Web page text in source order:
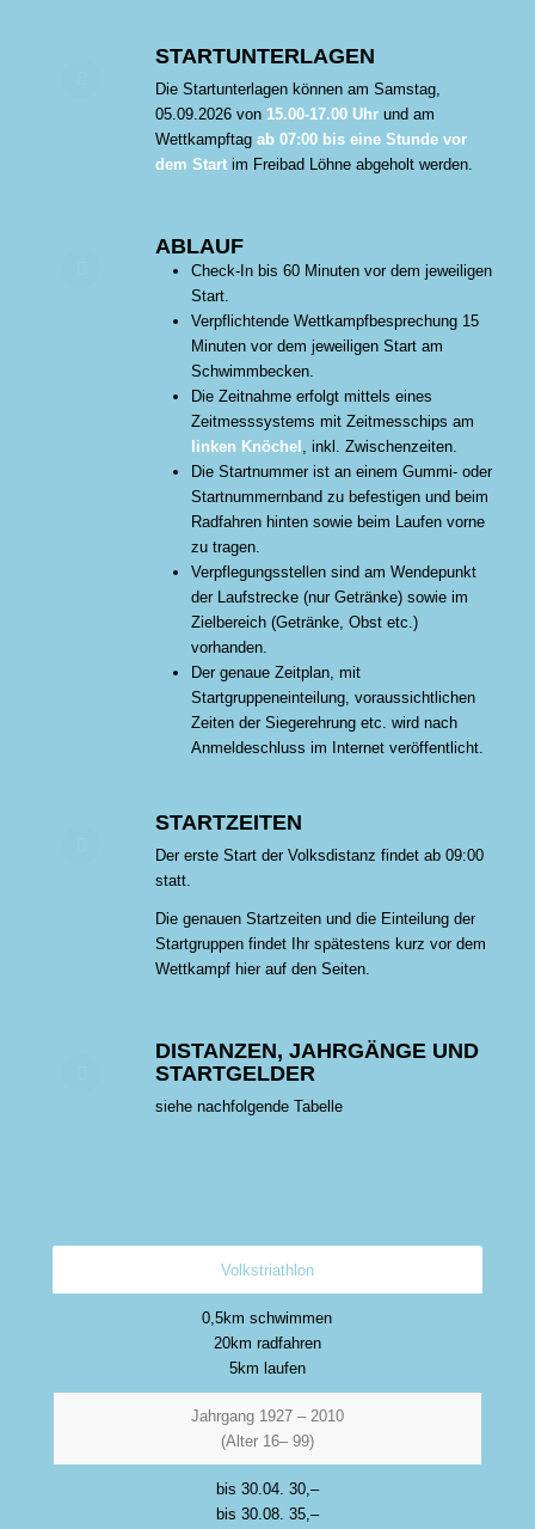
STARTUNTERLAGEN
Die Startunterlagen können am Samstag,
05.09.2026 von15.00-17.00 Uhrund am
Wettkampftag ab 07:00 bis eine Stunde vor
dem Startim Freibad Löhne abgeholt werden.
ABLAUF
Check-In bis 60 Minuten vor dem jeweiligen
Start.
Verpflichtende Wettkampfbesprechung 15
Minuten vor dem jeweiligen Start am
Schwimmbecken.
Die Zeitnahme erfolgt mittels eines
Zeitmesssystems mit Zeitmesschips am
linken Knöchel
, inkl. Zwischenzeiten.
Die Startnummer ist an einem Gummi- oder
Startnummernband zu befestigen und beim
Radfahren hinten sowie beim Laufen vorne
zu tragen.
Verpflegungsstellen sind am Wendepunkt
der Laufstrecke (nur Getränke) sowie im
Zielbereich (Getränke, Obst etc.)
vorhanden.
Der genaue Zeitplan, mit
Startgruppeneinteilung, voraussichtlichen
Zeiten der Siegerehrung etc. wird nach
Anmeldeschluss im Internet veröffentlicht.
STARTZEITEN
Der erste Start der Volksdistanz findet ab 09:00
statt.
Die genauen Startzeiten und die Einteilung der
Startgruppen findet Ihr spätestens kurz vor dem
Wettkampf hier auf den Seiten.
DISTANZEN, JAHRGÄNGE UND
STARTGELDER
siehe nachfolgende Tabelle
Volkstriathlon
0,5km schwimmen
20km radfahren
5km laufen
Jahrgang 1927 – 2010
(Alter 16– 99)
bis 30.04. 30,–
bis 30.08. 35,–